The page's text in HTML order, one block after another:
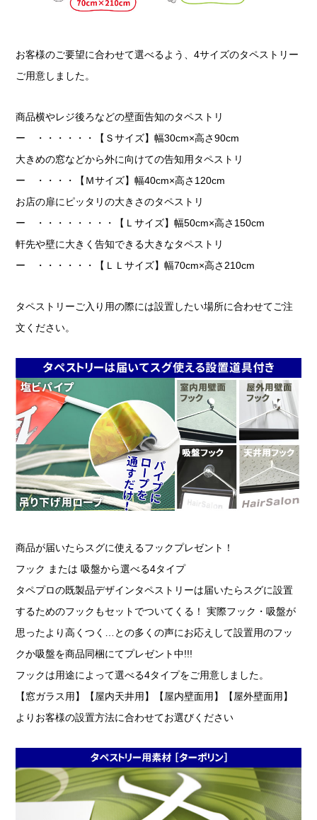
お客様のご要望に合わせて選べるよう、4サイズのタペストリー
ご用意しました。
商品横やレジ後ろなどの壁面告知のタペストリ
ー ・・・・・・【Ｓサイズ】幅30cm×高さ90cm
大きめの窓などから外に向けての告知用タペストリ
ー ・・・・【Ｍサイズ】幅40cm×高さ120cm
お店の扉にピッタリの大きさのタペストリ
ー ・・・・・・・・【Ｌサイズ】幅50cm×高さ150cm
軒先や壁に大きく告知できる大きなタペストリ
ー ・・・・・・【ＬＬサイズ】幅70cm×高さ210cm
タペストリーご入り用の際には設置したい場所に合わせてご注
文ください。
商品が届いたらスグに使えるフックプレゼント！
フック または 吸盤から選べる4タイプ
タペプロの既製品デザインタペストリーは届いたらスグに設置
するためのフックもセットでついてくる！ 実際フック・吸盤が
思ったより高くつく…との多くの声にお応えして設置用のフッ
クか吸盤を商品同梱にてプレゼント中!!!
フックは用途によって選べる4タイプをご用意しました。
【窓ガラス用】【屋内天井用】【屋内壁面用】【屋外壁面用】
よりお客様の設置方法に合わせてお選びください